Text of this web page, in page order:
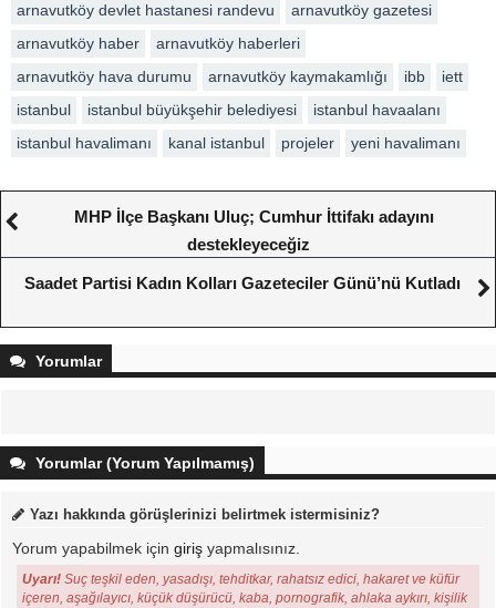
arnavutköy devlet hastanesi randevu
arnavutköy gazetesi
arnavutköy haber
arnavutköy haberleri
arnavutköy hava durumu
arnavutköy kaymakamlığı ibb
iett
istanbul
istanbul büyükşehir belediyesi
istanbul havaalanı
istanbul havalimanı
kanal istanbul projeler yeni havalimanı
MHP İlçe Başkanı Uluç; Cumhur İttifakı adayını
destekleyeceğiz
Saadet Partisi Kadın Kolları Gazeteciler Günü’nü Kutladı
Yorumlar
Yorumlar (Yorum Yapılmamış)
Yazı hakkında görüşlerinizi belirtmek istermisiniz?
Yorum yapabilmek için giriş yapmalısınız.
Uyarı! Suç teşkil eden, yasadışı, tehditkar, rahatsız edici, hakaret ve küfür
içeren, aşağılayıcı, küçük düşürücü, kaba, pornografik, ahlaka aykırı, kişilik